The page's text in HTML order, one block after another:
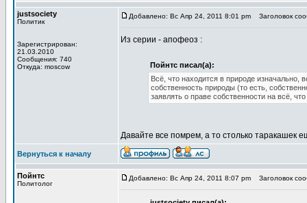
justsociety
Политик
Зарегистрирован:
21.03.2010
Сообщения: 740
Откуда: moscow
Добавлено: Вс Апр 24, 2011 8:01 pm Заголовок
Из серии - апофеоз :
Пойнтс писал(а):
Всё, что находится в природе изначально,
собственность природы (то есть,
заявлять о праве собственности на всё,
Давайте все помрем, а то столько таракашек
Вернуться к началу
Пойнтс
Политолог
Добавлено: Вс Апр 24, 2011 8:07 pm Заголовок